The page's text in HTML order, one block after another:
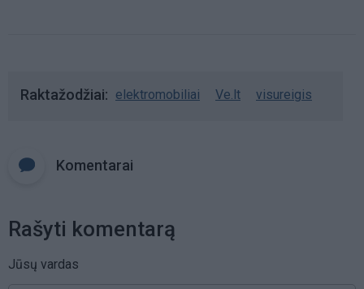
Raktažodžiai elektromobiliai Ve.lt visureigis
Komentarai
Rašyti komentarą
Jūsų vardas